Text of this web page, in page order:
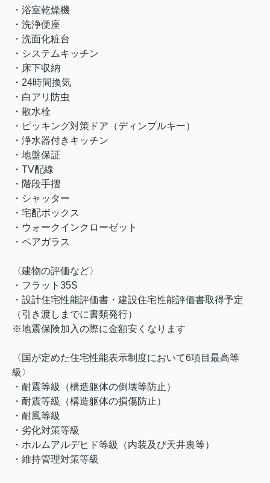
・浴室乾燥機
・洗浄便座
・洗面化粧台
・システムキッチン
・床下収納
・24時間換気
・白アリ防虫
・散水栓
・ピッキング対策ドア（ディンプルキー）
・浄水器付きキッチン
・地盤保証
・TV配線
・階段手摺
・シャッター
・宅配ボックス
・ウォークインクローゼット
・ペアガラス
〈建物の評価など〉
・フラット35S
・設計住宅性能評価書・建設住宅性能評価書取得予定
（引き渡しまでに書類発行）
※地震保険加入の際に金額安くなります
〈国が定めた住宅性能表示制度において6項目最高等
級〉
・耐震等級（構造躯体の倒壊等防止）
・耐震等級（構造躯体の損傷防止）
・耐風等級
・劣化対策等級
・ホルムアルデヒド等級（内装及び天井裏等）
・維持管理対策等級